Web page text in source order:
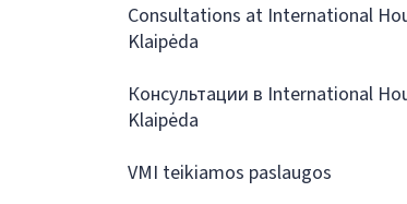
Consultations at International
Klaipėda
Консультации в International
Klaipėda
VMI teikiamos paslaugos